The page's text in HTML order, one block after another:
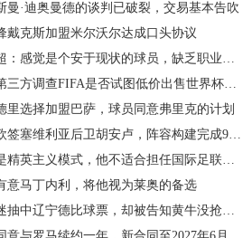
曼·迪奥曼德的谈判已破裂，交易基本告吹
戴克斯加盟米尔沃尔达成口头协议
感觉是个安于现状的球员，缺乏职业规划
方调查FIFA是否试图低价出售世界杯股份
里选择加盟巴萨，球员同意弗里克的计划
塞维利亚后卫胡安卢，阵容构建完成95%
英主义模式，他不适合担任国际足联主席
意马丁内利，将他视为莱奥的备选
中辽宁德比球票，却被告知黄牛没抢到票